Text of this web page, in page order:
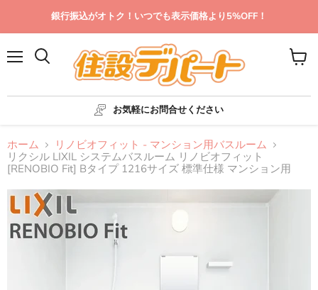
銀行振込がオトク！いつでも表示価格より5%OFF！
お気軽にお問合せください
カ
ト
ホーム
リノビオフィット - マンション用バスルーム
リクシル LIXIL システムバスルーム リノビオフィット
[RENOBIO Fit] Bタイプ 1216サイズ 標準仕様 マンション用